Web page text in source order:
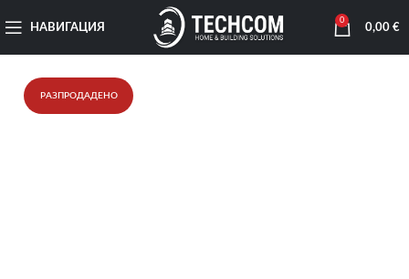
НАВИГАЦИЯ
0
0,00 €
РАЗПРОДАДЕНО